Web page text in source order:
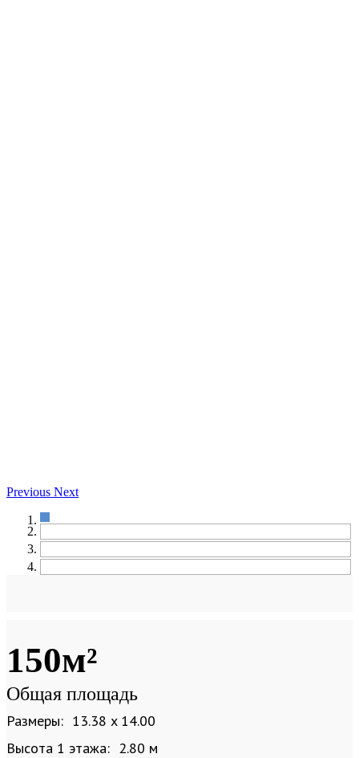
Previous Next
150м²
Общая площадь
Размеры: 13.38 x 14.00
Высота 1 этажа: 2.80 м